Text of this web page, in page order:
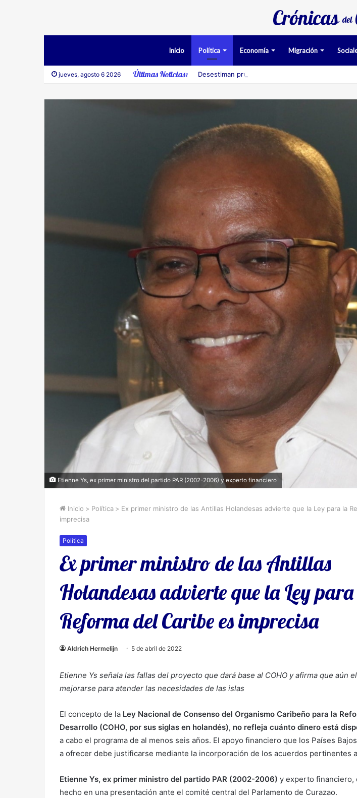
Inicio Política Economía Migración
jueves, agosto 6 2026 Últimas Noticias: Desestiman pruebas acusatorias contra los cinco
Etienne Ys, ex primer ministro del partido PAR (2002-2006) y experto financiero
Inicio > Política > Ex primer ministro de las Antillas Holandesas advierte que la Ley para la
imprecisa
Política
Ex primer ministro de las Antillas
Holandesas advierte que la Ley
Reforma del Caribe es imprecisa
Aldrich Hermelijn 5 de abril de 2022
Etienne Ys señala las fallas del proyecto que dará base al COHO y afirma que aún
mejorarse para atender las necesidades de las islas
El concepto de la Ley Nacional de Consenso del Organismo Caribeño para la
Desarrollo (COHO, por sus siglas en holandés), no refleja cuánto dinero está
a cabo el programa de al menos seis años. El apoyo financiero que los Países
a ofrecer debe justificarse mediante la incorporación de los acuerdos pertinentes
Etienne Ys, ex primer ministro del partido PAR (2002-2006) y experto financiero,
hecho en una presentación ante el comité central del Parlamento de Curazao.